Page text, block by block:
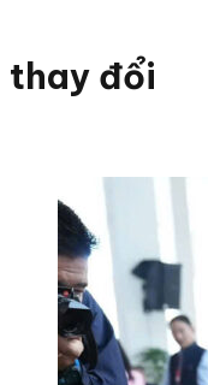
thay đổi